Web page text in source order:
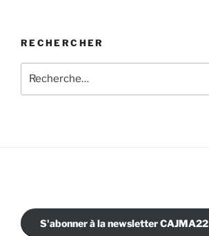
RECHERCHER
pour
S'abonner à la newsletter CAJMA22